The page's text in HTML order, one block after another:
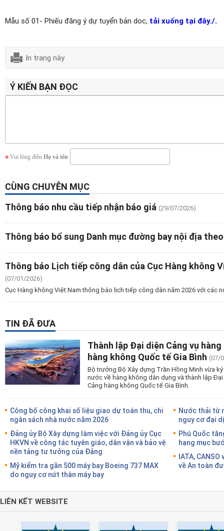
Mẫu số 01- Phiếu đăng ý dự tuyển bản doc, tải xuống tại đây./.
In trang này
Ý KIẾN BẠN ĐỌC
Vui lòng điền Họ và tên
CÙNG CHUYÊN MỤC
Thông báo nhu cầu tiếp nhận báo giá (29/07/2026)
Thông báo bổ sung Danh mục đường bay nội địa
Thông báo Lịch tiếp công dân của Cục Hàng không
(07/01/2026)
Cục Hàng không Việt Nam thông báo lịch tiếp công dân năm 2026 với các
TIN ĐÃ ĐƯA
Thành lập Đại diện Cảng vụ
hàng không Quốc tế Gia Bình (07/
Bộ trưởng Bộ Xây dựng Trần Hồng Minh vừa
nước về hàng không dân dụng và thành lập
Cảng hàng không Quốc tế Gia Bình.
Công bố công khai số liệu giao dự toán thu, chi
ngân sách nhà nước năm 2026
Đảng ủy Bộ Xây dựng làm việc với Đảng ủy Cục
HKVN về công tác tuyên giáo, dân vận và bảo vệ
nền tảng tư tưởng của Đảng
Mỹ kiểm tra gần 500 máy bay Boeing 737 MAX
do nguy cơ nứt thân máy bay
Nước thải từ
nguy cơ đại
Phú Quốc
hạng mục
IATA,
về An toàn
LIÊN KẾT WEBSITE